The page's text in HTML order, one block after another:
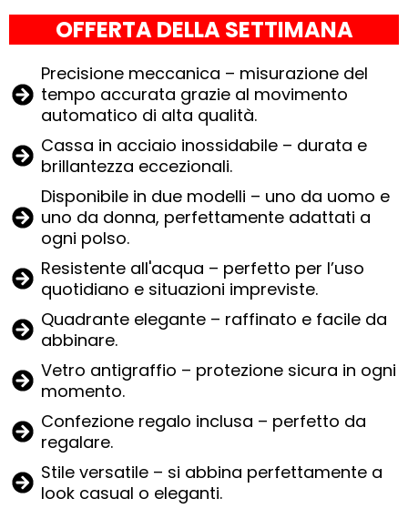
OFFERTA DELLA SETTIMANA
Precisione meccanica – misurazione del
tempo accurata grazie al movimento
automatico di alta qualità.
Cassa in acciaio inossidabile – durata e
brillantezza eccezionali.
Disponibile in due modelli – uno da uomo e
uno da donna, perfettamente adattati a
ogni polso.
Resistente all'acqua – perfetto per l’uso
quotidiano e situazioni impreviste.
Quadrante elegante – raffinato e facile da
abbinare.
Vetro antigraffio – protezione sicura in ogni
momento.
Confezione regalo inclusa – perfetto da
regalare.
Stile versatile – si abbina perfettamente a
look casual o eleganti.